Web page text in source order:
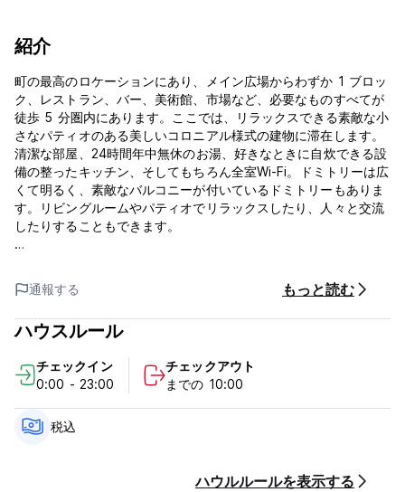
紹介
町の最高のロケーションにあり、メイン広場からわずか 1 ブロッ
ク、レストラン、バー、美術館、市場など、必要なものすべてが
徒歩 5 分圏内にあります。ここでは、リラックスできる素敵な小
さなパティオのある美しいコロニアル様式の建物に滞在します。
清潔な部屋、24時間年中無休のお湯、好きなときに自炊できる設
備の整ったキッチン、そしてもちろん全室Wi-Fi。ドミトリーは広
くて明るく、素敵なバルコニーが付いているドミトリーもありま
す。リビングルームやパティオでリラックスしたり、人々と交流
したりすることもできます。
私たちは街で最高のスペイン語学校を持っており、認定された教
師から学びます。ご滞在をより楽しくしていただくためのアクテ
ィビティも多数ご用意しております。料理レッスンを受けたり、
おいしいボリビア料理の作り方や味見を学んだり、ダンスフロア
をしに行ったり…ここではすべてが可能です！弊社では独自の旅
行代理店とツアーオペレーターを擁しており、市内や周辺地域の
ツアー、自転車ツアー、バイク、ウユニ塩湖やボリビアのすべて
の最高の目的地を巡るツアーの手配もお手伝いいたします。飛行
通報する もっと読む
ハウスルール
チェックイン
0:00 - 23:00
チェックアウト
までの 10:00
税込
ハウルルールを表示する